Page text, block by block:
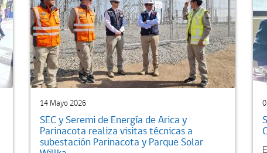
14 Mayo 2026
SEC y Seremi de Energía de Arica y
Parinacota realiza visitas técnicas a
subestación Parinacota y Parque Solar